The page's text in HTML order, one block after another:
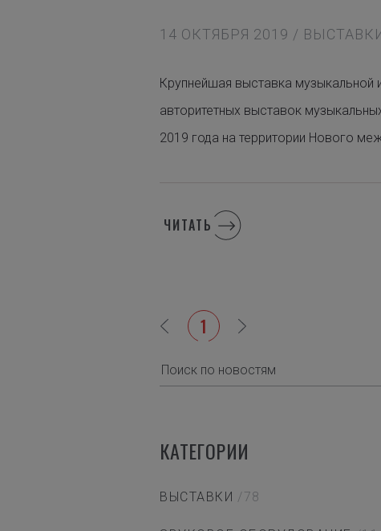
КАТЕГОРИИ
ВЫСТАВКИ /78
14 ОКТЯБРЯ 2019 /
Крупнейшая выставка музыкальной
авторитетных выставок
2019 года на территории Нового
ЧИТАТЬ
1